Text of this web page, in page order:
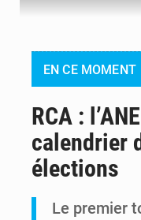
EN CE MOMENT
RCA :
calendrier
élections
Le premier